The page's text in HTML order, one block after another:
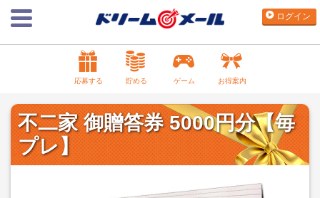
ログイン
応募する 貯める ゲーム お得案内
不二家 御贈答券 5000円分【毎
プレ】